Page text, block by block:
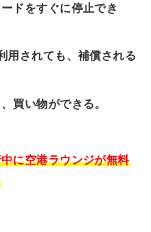
ドをすぐに停止でき
用されても、補償される
買い物ができる。
に空港ラウンジが無料